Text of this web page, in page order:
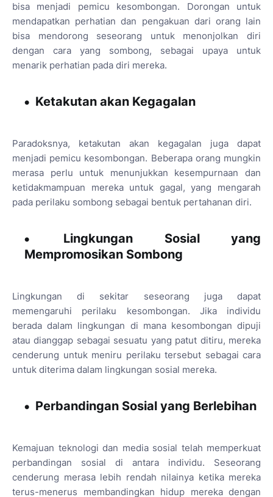
bisa menjadi pemicu kesombongan. Dorongan untuk
mendapatkan perhatian dan pengakuan dari orang lain
bisa mendorong seseorang untuk menonjolkan diri
dengan cara yang sombong, sebagai upaya untuk
menarik perhatian pada diri mereka.
Ketakutan akan Kegagalan
Paradoksnya, ketakutan akan kegagalan juga dapat
menjadi pemicu kesombongan. Beberapa orang mungkin
merasa perlu untuk menunjukkan kesempurnaan dan
ketidakmampuan mereka untuk gagal, yang mengarah
pada perilaku sombong sebagai bentuk pertahanan diri.
Lingkungan Sosial yang
Mempromosikan Sombong
Lingkungan di sekitar seseorang juga dapat
memengaruhi perilaku kesombongan. Jika individu
berada dalam lingkungan di mana kesombongan dipuji
atau dianggap sebagai sesuatu yang patut ditiru, mereka
cenderung untuk meniru perilaku tersebut sebagai cara
untuk diterima dalam lingkungan sosial mereka.
Perbandingan Sosial yang Berlebihan
Kemajuan teknologi dan media sosial telah memperkuat
perbandingan sosial di antara individu. Seseorang
cenderung merasa lebih rendah nilainya ketika mereka
terus-menerus membandingkan hidup mereka dengan